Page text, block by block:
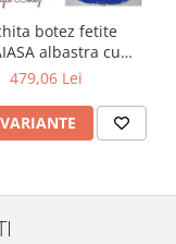
botez fetite
albastra cu
turban, 4 piese
479,06 Lei